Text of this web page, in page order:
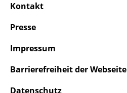
Kontakt
Presse
Impressum
Barrierefreiheit der Webseite
Datenschutz